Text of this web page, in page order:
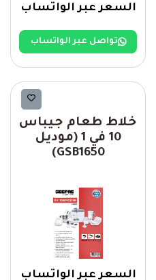
السعر عبر الواتساب
تواصل عبر الواتساب
خلاط طعام جيباس
10 في 1 (موديل
GSB1650)
السعر عبر الواتساب